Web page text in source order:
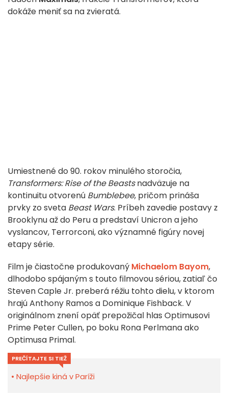
dokáže meniť sa na zvieratá.
Umiestnené do 90. rokov minulého storočia,
Transformers: Rise of the Beastsnadväzuje na
kontinuitu otvorenú Bumblebee, pričom prináša
prvky zo sveta Beast Wars. Príbeh zavedie postavy z
Brooklynu až do Peru a predstaví Unicron a jeho
vyslancov, Terrorconi, ako významné figúry novej
etapy série.
Film je čiastočne produkovaný Michaelom Bayom,
dlhodobo spájaným s touto filmovou sériou, zatiaľ čo
Steven Caple Jr. preberá réžiu tohto dielu, v ktorom
hrajú Anthony Ramos a Dominique Fishback. V
originálnom znení opäť prepožičal hlas Optimusovi
Prime Peter Cullen, po boku Rona Perlmana ako
Optimusa Primal.
PREČÍTAJTE SI TIEŽ
Najlepšie kiná v Paríži